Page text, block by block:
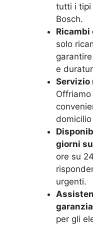
tutti i tipi
Bosch.
solo
e
Servizio
giorni su
ore su
urgenti.
per gli